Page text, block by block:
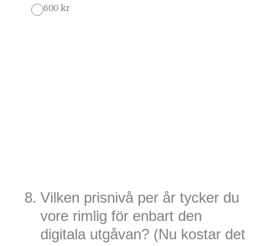
600 kr
8. Vilken prisnivå per år tycker du
vore rimlig för enbart den
digitala utgåvan? (Nu kostar det